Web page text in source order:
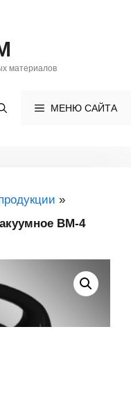
материалов
МЕНЮ САЙТА
»
ВМ-4